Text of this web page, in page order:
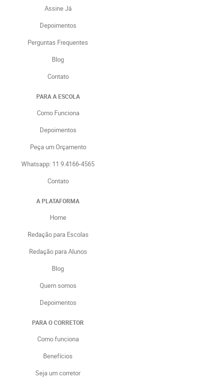
Assine Já
Depoimentos
Perguntas Frequentes
Blog
Contato
PARA A ESCOLA
Como Funciona
Depoimentos
Peça um Orçamento
Whatsapp: 11 9.4166-4565
Contato
A PLATAFORMA
Home
Redação para Escolas
Redação para Alunos
Blog
Quem somos
Depoimentos
PARA O CORRETOR
Como funciona
Benefícios
Seja um corretor